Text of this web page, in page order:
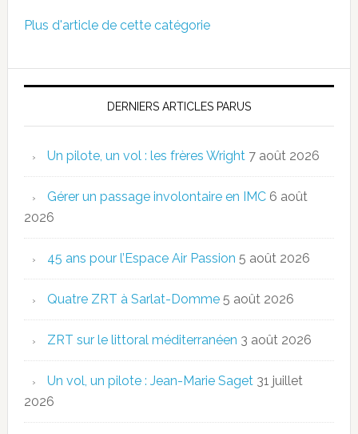
Plus d'article de cette catégorie
DERNIERS ARTICLES PARUS
Un pilote, un vol : les frères Wright 7 août 2026
Gérer un passage involontaire en IMC 6 août
2026
45 ans pour l’Espace Air Passion 5 août 2026
Quatre ZRT à Sarlat-Domme 5 août 2026
ZRT sur le littoral méditerranéen 3 août 2026
Un vol, un pilote : Jean-Marie Saget 31 juillet
2026